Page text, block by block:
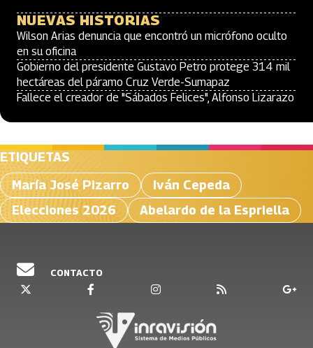
NUEVAS HISTORIAS
Wilson Arias denuncia que encontró un micrófono oculto
en su oficina
Gobierno del presidente Gustavo Petro protege 314 mil
hectáreas del páramo Cruz Verde-Sumapaz
Fallece el creador de "Sábados Felices", Alfonso Lizarazo
ETIQUETAS
María José Pizarro
Iván Cepeda
Elecciones 2026
Abelardo de la Espriella
CONTACTO